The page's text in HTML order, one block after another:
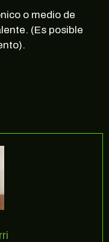
o medio de
(Es posible